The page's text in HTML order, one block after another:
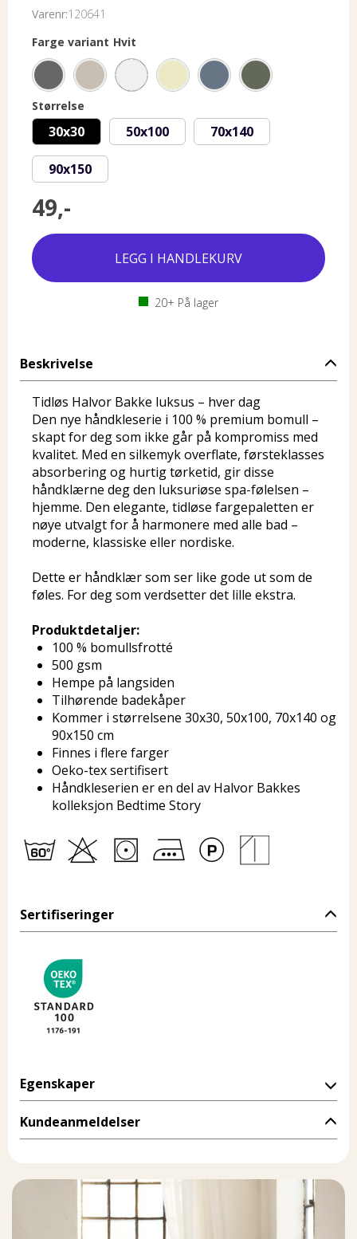
Varenr:120641
Farge variant Hvit
Størrelse
30x30 50x100 70x140
90x150
49,-
20+ På lager
Beskrivelse
Tidløs Halvor Bakke luksus – hver dag
Den nye håndkleserie i 100 % premium bomull –
skapt for deg som ikke går på kompromiss med
kvalitet. Med en silkemyk overflate, førsteklasses
absorbering og hurtig tørketid, gir disse
håndklærne deg den luksuriøse spa-følelsen –
hjemme. Den elegante, tidløse fargepaletten er
nøye utvalgt for å harmonere med alle bad –
moderne, klassiske eller nordiske.
Dette er håndklær som ser like gode ut som de
føles. For deg som verdsetter det lille ekstra.
Produktdetaljer:
100 % bomullsfrotté
500 gsm
Hempe på langsiden
Tilhørende badekåper
Kommer i størrelsene 30x30, 50x100, 70x140 og
90x150 cm
Finnes i flere farger
Oeko-tex sertifisert
Håndkleserien er en del av Halvor Bakkes
kolleksjon Bedtime Story
Sertifiseringer
Egenskaper
Kundeanmeldelser